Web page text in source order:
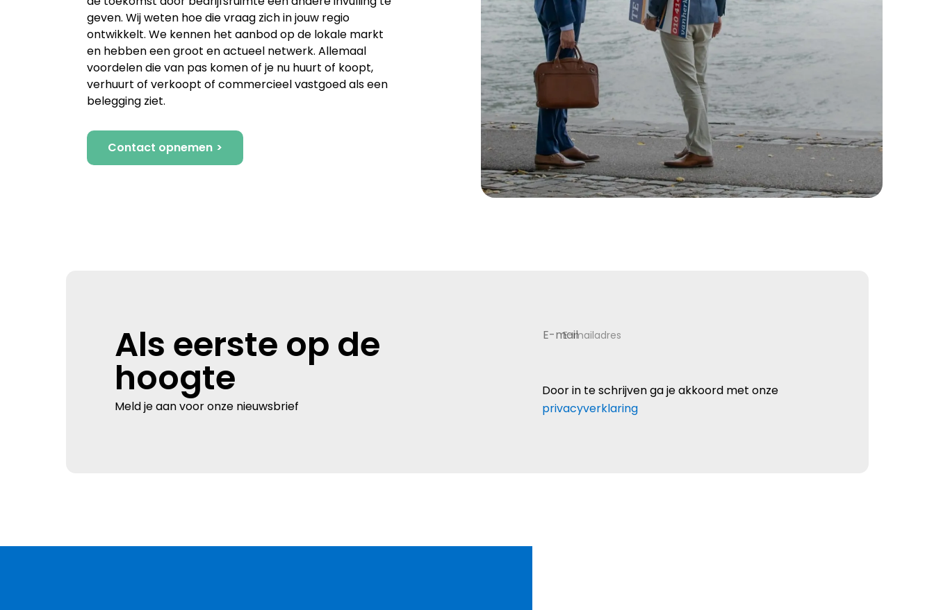
geven. Wij weten hoe die vraag zich in jouw regio
ontwikkelt. We kennen het aanbod op de lokale markt
en hebben een groot en actueel netwerk. Allemaal
voordelen die van pas komen of je nu huurt of koopt,
verhuurt of verkoopt of commercieel vastgoed als een
belegging ziet.
Contact opnemen
Als eerste op de
hoogte
Meld je aan voor onze nieuwsbrief
E-mailadres
Door in te schrijven ga je akkoord met onze
privacyverklaring